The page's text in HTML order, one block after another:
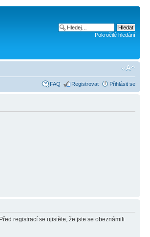
Pokročilé hledání
FAQ Registrovat Přihlásit se
registrací se ujistěte, že jste se obeznámili